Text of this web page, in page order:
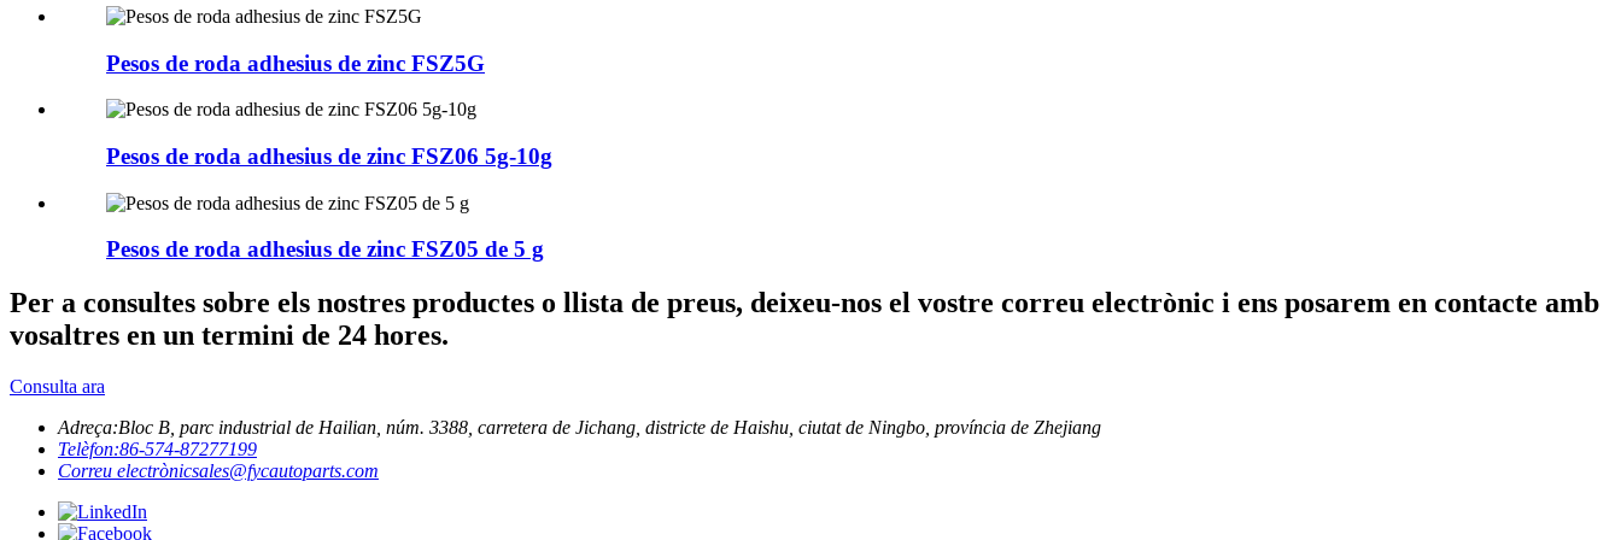
Pesos de roda adhesius de zinc FSZ5G
Pesos de roda adhesius de zinc FSZ06 5g-10g
Pesos de roda adhesius de zinc FSZ05 de 5 g
Per a consultes sobre els nostres productes o llista de preus, deixeu-nos el vostre correu electrònic i ens posarem en contacte amb
vosaltres en un termini de 24 hores.
Consulta ara
Adreça:Bloc B, parc industrial de Hailian, núm. 3388, carretera de Jichang, districte de Haishu, ciutat de Ningbo, província de Zhejiang
Telèfon:86-574-87277199
Correu electrònicsales@fycautoparts.com